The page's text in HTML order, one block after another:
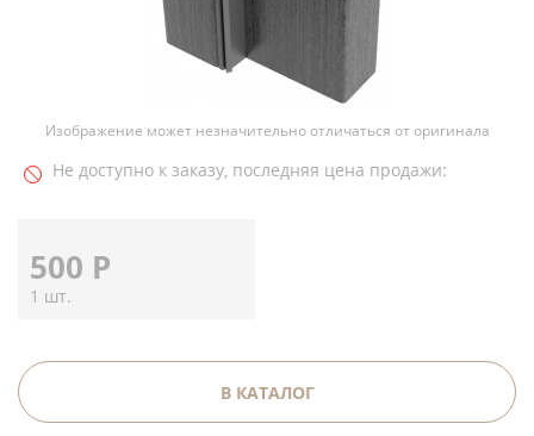
Изображение может незначительно отличаться от оригинала
Не доступно к заказу, последняя цена продажи:
500 Р
1 шт.
В КАТАЛОГ